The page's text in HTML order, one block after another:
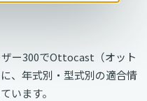
ー300でOttocast（オット
、年式別・型式別の適合情
います。